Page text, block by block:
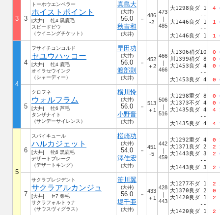
3 3
トーホウエンペラー
ホイストポイント
[大井] 牡4 黒鹿毛
スピードビウ
（ウイニングチケット）
真島大
(大井)
56.0
秋吉和
(大井)
－
486
-2
473
｜
485
大1298良ダ 1
--
大1446良ダ 1
--
大1446良ダ 1
4
1
1
4
4
フサイチコンコルド
セユウハッコー
[大井] 牡4 鹿毛
オイラセウインク
（シャーディー）
早田功
(大井)
56.0
渡部則
(大井)
－
452
＋2
466
｜
466
大1306稍ダ10
川1399稍ダ 8
大1453良ダ 4
--
大1453良ダ 4
0
0
0
0
5
クロフネ
ウォルフラム
[大井] 牡6 芦毛
タンザナイト
（サンデーサイレンス）
横川怜
(大井)
56.0
小野晋
(大井)
－
513
＋1
506
｜
516
大1298重ダ 8
大1373不ダ 4
大1435良ダ 4
--
大1435良ダ 4
0
0
4
4
5
6
スパイキュール
ハルカジェット
[大井] 牝6 黒鹿毛
デザートブレーク
（デザートキング）
楢崎功
(大井)
54.0
澤佳宏
(大井)
－
451
-5
442
｜
459
大1292重ダ 4
大1371良ダ 2
大1443良ダ 3
--
大1443良ダ 3
0
2
2
2
7
サクラプレジデント
サクラアルカンジュ
[大井] セ7 栗毛
サクラフォルトゥナ
（サウスヴィグラス）
笹川翼
(大井)
56.0
堀千亜
(大井)
－
433
＋1
428
｜
443
大1277不ダ 1
大1370良ダ 2
大1420良ダ 1
--
大1420良ダ 1
2
0
2
2